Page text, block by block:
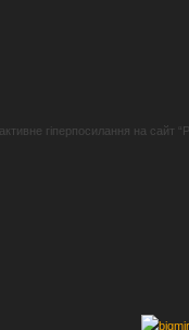
гіперпосилання на сайт